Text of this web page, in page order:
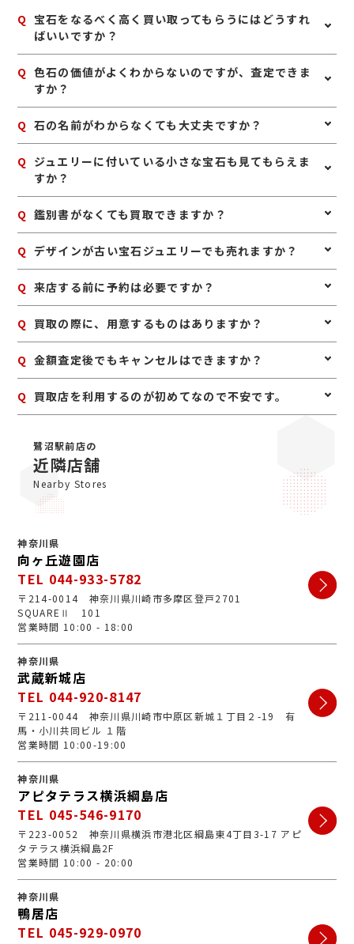
Q 宝石をなるべく高く買い取ってもらうにはどうすれ
ばいいですか？
A 宝石は、鑑別書や鑑定書、購入時の付属品があれば一緒
にお持ちいただくのがおすすめです。また、ジュエリー
として保管されている場合は、枠や地金も含めて査定で
ず、購入時に近い状態でお持ちいただくと安心です。
Q 色石の価値がよくわからないのですが、査定できま
すか？
A はい、査定可能です。ルビー、サファイア、エメラルド
Q 石の名前がわからなくても大丈夫ですか？
A はい、大丈夫です。ご自身で宝石の種類がわからなくて
も問題ありません。お持ち込みいただければ、確認しな
がら査定いたします。
Q ジュエリーに付いている小さな宝石も見てもらえま
すか？
A はい、ジュエリー全体として査定いたします。中央の石
Q 鑑別書がなくても買取できますか？
A はい、鑑別書がなくても査定は可能です。鑑別書がある
Q デザインが古い宝石ジュエリーでも売れますか？
A はい、古いデザインでも宝石や素材に価値があれば査定
Q 来店する前に予約は必要ですか？
A 予約は必要ありませんのでいつでもお越しいただけます
すとスムーズにご案内できます。
Q 買取の際に、用意するものはありますか？
A はい。身分証明書(運転免許証、マイナンバーカード、
Q 金額査定後でもキャンセルはできますか？
A お値段にご満足いただけない場合は、もちろんキャンセ
Q 買取店を利用するのが初めてなので不安です。
がとうございます。ジュエルカフェは女性スタッフが中
心で、丁寧な接客・明るいお店・手数料完全無料の手軽
さで多くのお客様にご利用いただいています。ぜひ安心
してお越しくださいませ。
鷺沼駅前店の
近隣店舗
Nearby Stores
神奈川県
向ヶ丘遊園店
TEL 044-933-5782
〒214-0014 神奈川県川崎市多摩区登戸2701
SQUAREⅡ 101
営業時間 10:00 - 18:00
神奈川県
武蔵新城店
TEL 044-920-8147
〒211-0044 神奈川県川崎市中原区新城１丁目２-19 有
馬・小川共同ビル １階
営業時間 10:00-19:00
神奈川県
アピタテラス横浜綱島店
TEL 045-546-9170
〒223-0052 神奈川県横浜市港北区綱島東4丁目3-17 アピ
タテラス横浜綱島2F
営業時間 10:00 - 20:00
神奈川県
鴨居店
TEL 045-929-0970